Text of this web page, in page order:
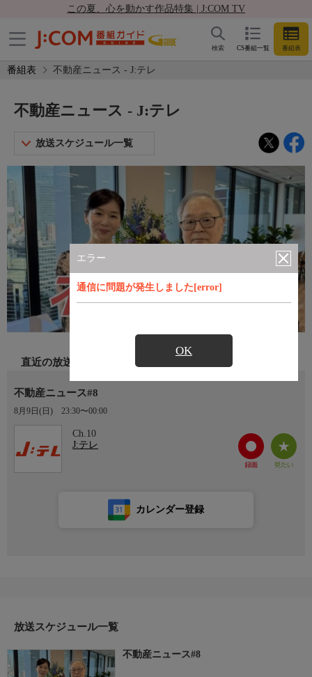
この夏、心を動かす作品特集 | J:COM TV
CS番組一覧 番組表
検索
番組表 不動産ニュース - J:テレ
エラー
通信に問題が発生しました[error]
OK
不動産ニュース - J:テレ
放送スケジュール一覧
直近の放送
不動産ニュース#8
8月9日(日) 23:30〜00:00
Ch.10
J:テレ
カレンダー登録
放送スケジュール一覧
不動産ニュース#8